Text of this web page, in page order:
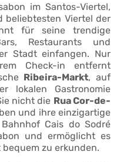
im Santos-Viertel,
beliebtesten Viertel der
für seine trendige
Restaurants und
Stadt einfangen. Nur
Check-in entfernt
Ribeira-Markt, auf
lokalen Gastronomie
nicht die Rua Cor-de-
und ihre einzigartige
Cais do Sodré
und ermöglicht es
zu erkunden.